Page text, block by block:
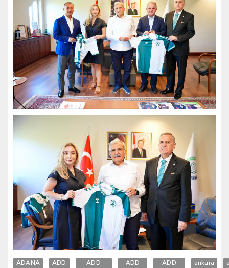
ADANA ADD
ADD
ADD
ADD
ankara